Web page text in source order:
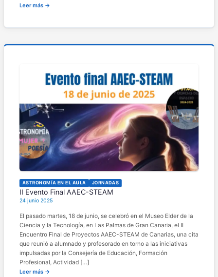
Leer más →
ASTRONOMÍA EN EL AULA JORNADAS
II Evento Final AAEC-STEAM
24 junio 2025
El pasado martes, 18 de junio, se celebró en el Museo Elder de la
Ciencia y la Tecnología, en Las Palmas de Gran Canaria, el II
Encuentro Final de Proyectos AAEC-STEAM de Canarias, una cita
que reunió a alumnado y profesorado en torno a las iniciativas
impulsadas por la Consejería de Educación, Formación
Profesional, Actividad […]
Leer más →